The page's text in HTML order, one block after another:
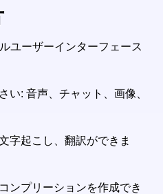
ユーザーインターフェース
い: 音声、チャット、画像、
字起こし、翻訳ができま
ンプリーションを作成でき